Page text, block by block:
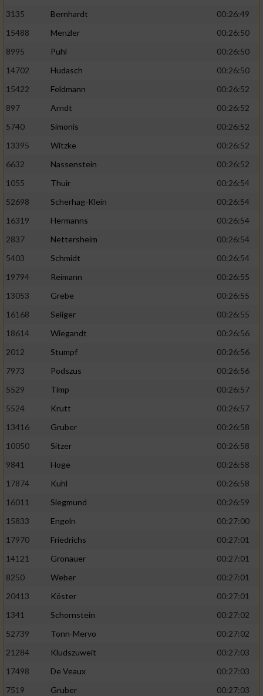
3135
Bernhardt
00:26:49
15488
Menzler
00:26:50
8995
Puhl
00:26:50
14702
Hudasch
00:26:50
15422
Feldmann
00:26:52
897
Arndt
00:26:52
5740
Simonis
00:26:52
13395
Witzke
00:26:52
6632
Nassenstein
00:26:52
1055
Thuir
00:26:54
52698
Scherhag-Klein
00:26:54
16319
Hermanns
00:26:54
2837
Nettersheim
00:26:54
5403
Schmidt
00:26:54
19794
Reimann
00:26:55
13053
Grebe
00:26:55
16168
Seliger
00:26:55
18614
Wiegandt
00:26:56
2012
Stumpf
00:26:56
7973
Podszus
00:26:56
5529
Timp
00:26:57
5524
Krutt
00:26:57
13416
Gruber
00:26:58
10050
Sitzer
00:26:58
9841
Hoge
00:26:58
17874
Kuhl
00:26:58
16011
Siegmund
00:26:59
15833
Engeln
00:27:00
17970
Friedrichs
00:27:01
14121
Gronauer
00:27:01
8250
Weber
00:27:01
20413
Köster
00:27:01
1341
Schornstein
00:27:02
52739
Tonn-Mervo
00:27:02
21284
Kludszuweit
00:27:03
17498
De Veaux
00:27:03
7519
Gruber
00:27:03